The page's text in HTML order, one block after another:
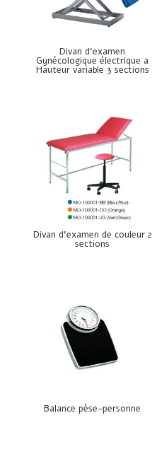
Divan d’examen
Gynécologique électrique a
Hauteur variable 3 sections
Divan d’examen de couleur 2
sections
Balance pèse-personne